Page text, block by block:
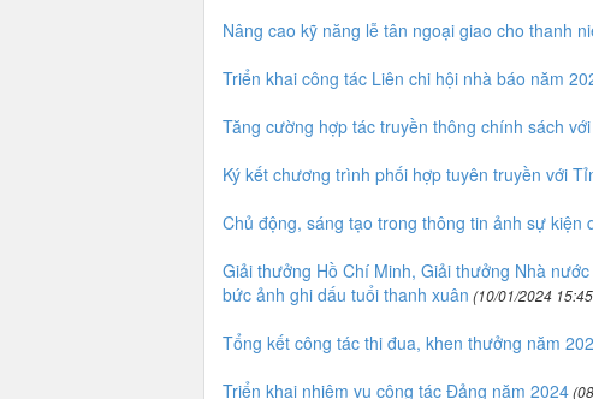
Nâng cao kỹ năng lễ tân ngoại giao cho thanh
Triển khai công tác Liên chi hội nhà báo năm
Tăng cường hợp tác truyền thông chính sách
Ký kết chương trình phối hợp tuyên truyền với
Chủ động, sáng tạo trong thông tin ảnh sự kiện
Giải thưởng Hồ Chí Minh, Giải thưởng Nhà
bức ảnh ghi dấu tuổi thanh xuân (10/01/2024
Tổng kết công tác thi đua, khen thưởng năm
Triển khai nhiệm vụ công tác Đảng năm 2024